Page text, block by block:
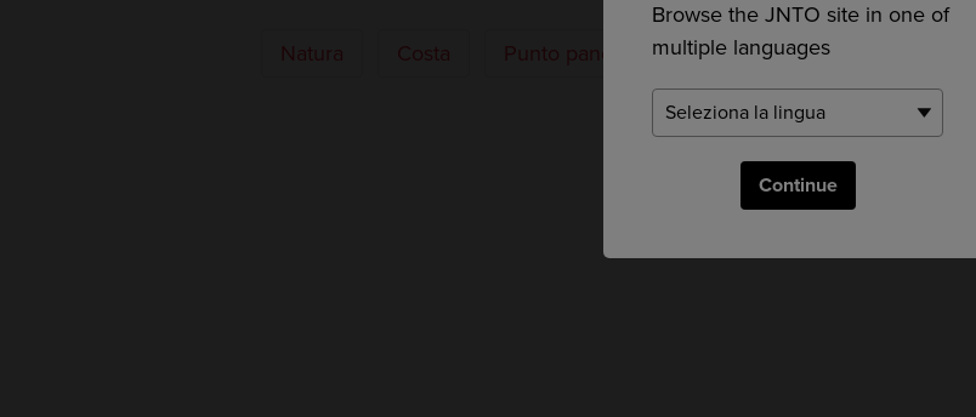
Browse the JNTO site in one of
multiple languages
Continue
Natura Costa Punto panoramico